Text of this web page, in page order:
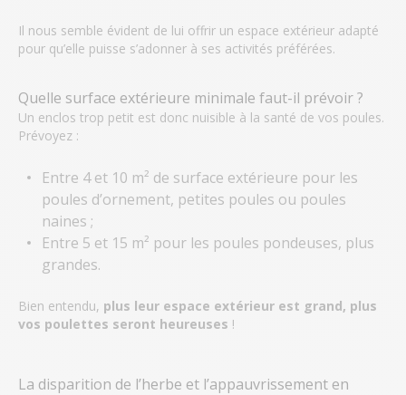
Il nous semble évident de lui offrir un espace extérieur adapté
pour qu’elle puisse s’adonner à ses activités préférées.
Quelle surface extérieure minimale faut-il prévoir ?
Un enclos trop petit est donc nuisible à la santé de vos poules.
Prévoyez :
Entre 4 et 10 m² de surface extérieure pour les
poules d’ornement, petites poules ou poules
naines ;
Entre 5 et 15 m² pour les poules pondeuses, plus
grandes.
Bien entendu, plus leur espace extérieur est grand, plus
vos poulettes seront heureuses !
La disparition de l’herbe et l’appauvrissement en